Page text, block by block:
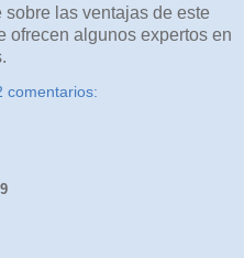
las ventajas de este
ofrecen algunos expertos en
comentarios: